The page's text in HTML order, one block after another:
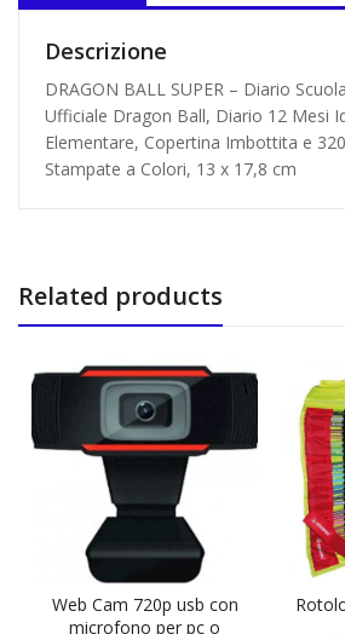
Descrizione
DRAGON BALL SUPER – Diario
Ufficiale Dragon Ball, Diario 12 Mesi
Elementare, Copertina Imbottita e
Stampate a Colori, 13 x 17,8 cm
Related products
720p usb con
per pc o
Rotolo verde 25